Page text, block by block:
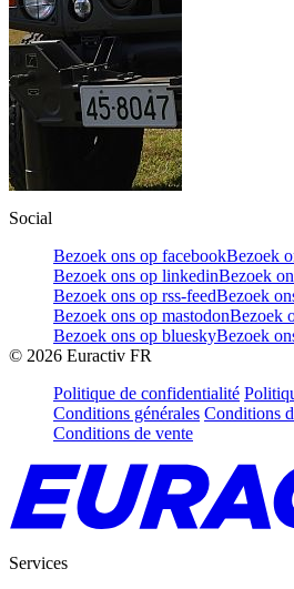
Social
Bezoek ons op facebookBezoek
Bezoek ons op linkedinBezoek
Bezoek ons op rss-feedBezoek
Bezoek ons op mastodonBezoek
Bezoek ons op blueskyBezoek
© 2026 Euractiv FR
Politique de confidentialité
Conditions générales Conditions
Conditions de vente
Services